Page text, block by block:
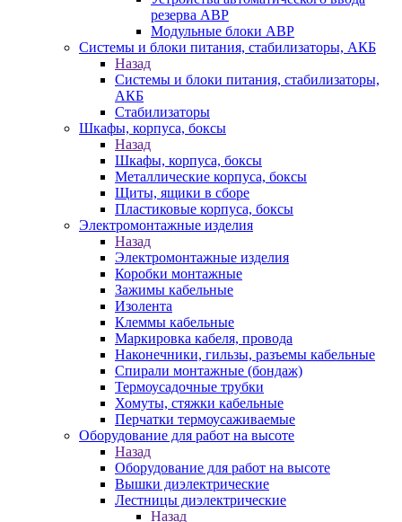
резерва АВР
Модульные блоки АВР
Системы и блоки питания, стабилизаторы, АКБ
Назад
Системы и блоки питания, стабилизаторы,
АКБ
Стабилизаторы
Шкафы, корпуса, боксы
Назад
Шкафы, корпуса, боксы
Металлические корпуса, боксы
Щиты, ящики в сборе
Пластиковые корпуса, боксы
Электромонтажные изделия
Назад
Электромонтажные изделия
Коробки монтажные
Зажимы кабельные
Изолента
Клеммы кабельные
Маркировка кабеля, провода
Наконечники, гильзы, разъемы кабельные
Спирали монтажные (бондаж)
Термоусадочные трубки
Хомуты, стяжки кабельные
Перчатки термоусаживаемые
Оборудование для работ на высоте
Назад
Оборудование для работ на высоте
Вышки диэлектрические
Лестницы диэлектрические
Назад